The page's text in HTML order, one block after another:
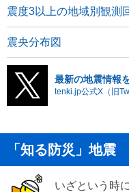
震度3以上の地域別観測
震央分布図
最新の地震情報
tenki.jp公式X（旧
「知る防災」地震
いざという時